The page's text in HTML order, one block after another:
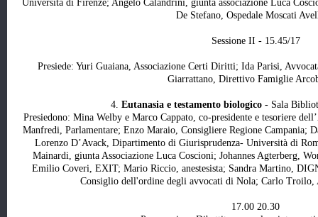
Università di Firenze; Angelo Calandrini, giunta associazione Luca
De Stefano, Ospedale Moscati
Sessione II - 15.45/17
Presiede: Yuri Guaiana, Associazione Certi Diritti; Ida Parisi,
Giarrattano, Direttivo Famiglie
4. Eutanasia e testamento biologico - Sala
Presiedono: Mina Welby e Marco Cappato, co-presidente e tesoriere
Manfredi, Parlamentare; Enzo Maraio, Consigliere Regione Campania;
Lorenzo D’Avack, Dipartimento di Giurisprudenza- Università di
Mainardi, giunta Associazione Luca Coscioni; Johannes Agterberg,
Emilio Coveri, EXIT; Mario Riccio, anestesista; Sandra Martino,
Consiglio dell'ordine degli avvocati di Nola; Carlo Troilo,
17.00 20.30